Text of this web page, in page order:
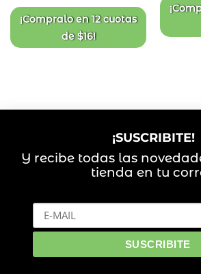
¡Compralo en12 cuotas
de$16!
¡SUSCRIBITE!
Y recibe todas las
tienda en tu